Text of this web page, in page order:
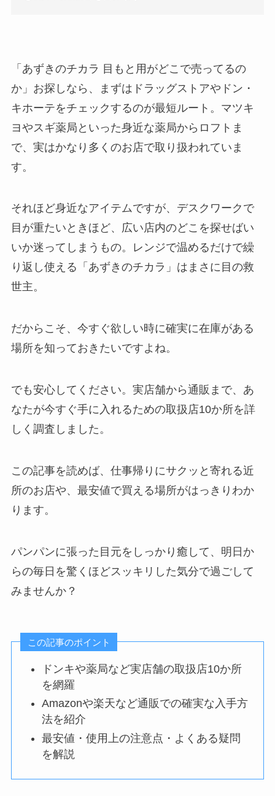
「あずきのチカラ 目もと用がどこで売ってるの
か」お探しなら、まずはドラッグストアやドン・
キホーテをチェックするのが最短ルート。マツキ
ヨやスギ薬局といった身近な薬局からロフトま
で、実はかなり多くのお店で取り扱われていま
す。
それほど身近なアイテムですが、デスクワークで
目が重たいときほど、広い店内のどこを探せばい
いか迷ってしまうもの。レンジで温めるだけで繰
り返し使える「あずきのチカラ」はまさに目の救
世主。
だからこそ、今すぐ欲しい時に確実に在庫がある
場所を知っておきたいですよね。
でも安心してください。実店舗から通販まで、あ
なたが今すぐ手に入れるための取扱店10か所を詳
しく調査しました。
この記事を読めば、仕事帰りにサクッと寄れる近
所のお店や、最安値で買える場所がはっきりわか
ります。
パンパンに張った目元をしっかり癒して、明日か
らの毎日を驚くほどスッキリした気分で過ごして
みませんか？
この記事のポイント
ドンキや薬局など実店舗の取扱店10か所
を網羅
Amazonや楽天など通販での確実な入手方
法を紹介
最安値・使用上の注意点・よくある疑問
を解説